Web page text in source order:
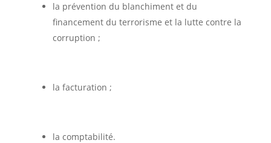
la prévention du blanchiment et du
financement du terrorisme et la lutte contre la
corruption ;
la facturation ;
la comptabilité.